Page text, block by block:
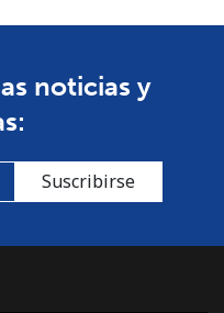
noticias y
Suscribirse